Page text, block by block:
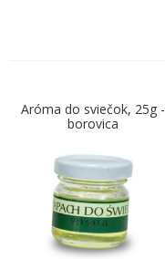
Aróma do sviečok, 25g -
borovica